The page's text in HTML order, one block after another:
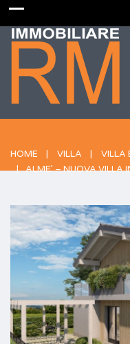
HOME VILLA
VILLA
ALME’ – NUOVA VILLA